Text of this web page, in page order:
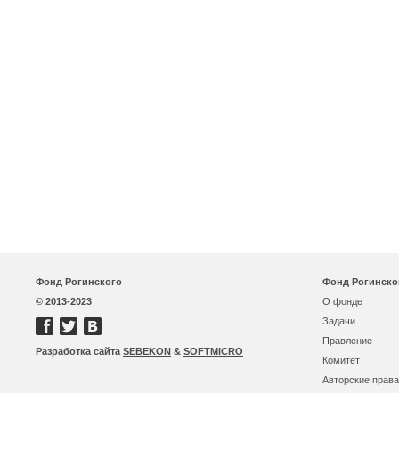
Фонд Рогинского
© 2013-2023
Разработка сайта SEBEKON & SOFTMICRO
Фонд
О фонде
Задачи
Правление
Комитет
Авторские права